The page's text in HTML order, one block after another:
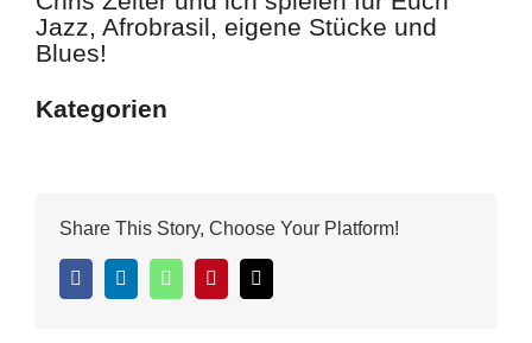
Jazz, Afrobrasil, eigene Stücke und
Blues!
Kategorien
Share This Story, Choose Your Platform!
FacebookLinkedInWhatsAppPinterest
Mail